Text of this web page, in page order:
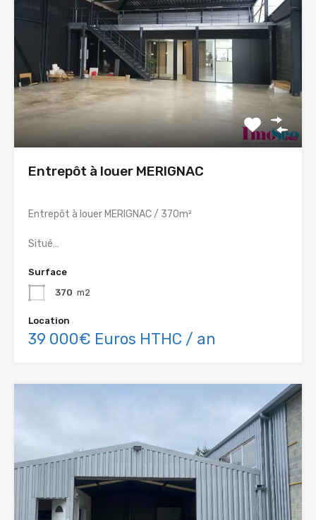
Entrepôt à louer MERIGNAC
Entrepôt à louer MERIGNAC / 370m²
Situé…
Surface
370 m2
Location
39 000€ Euros HTHC / an